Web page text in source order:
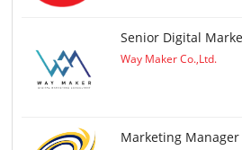
Senior Digital
Way Maker Co.,Ltd.
Marketing Manager